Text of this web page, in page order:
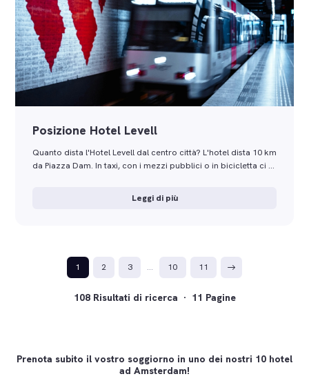
Posizione Hotel Levell
Quanto dista l'Hotel Levell dal centro città? L'hotel dista 10 km
da Piazza Dam. In taxi, con i mezzi pubblici o in bicicletta ci …
Leggi di più
1 2 3 … 10 11
108 Risultati di ricerca · 11 Pagine
Prenota subito il vostro soggiorno in uno dei nostri 10 hotel
ad Amsterdam!